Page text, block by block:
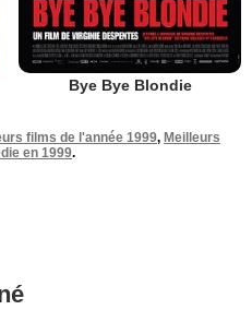
Bye Bye Blondie
films de l'année 1999, Meilleurs
en 1999.